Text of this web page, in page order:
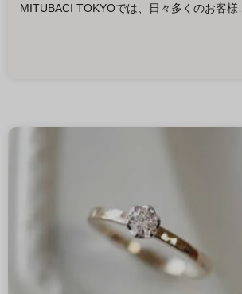
MITUBACI TOKYOでは、日々多くのお客様